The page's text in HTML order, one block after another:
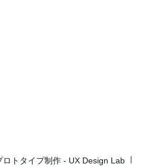
ロトタイプ制作 - UX Design Lab